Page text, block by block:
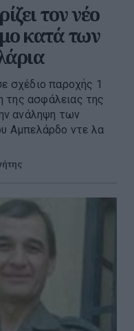
τον νέο
κατά των
σχέδιο παροχής 1
της ασφάλειας της
ανάληψη των
Αμπελάρδο ντε λα